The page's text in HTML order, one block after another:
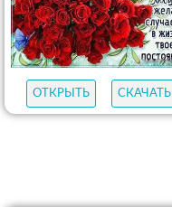
ОТКРЫТЬ СКАЧАТЬ